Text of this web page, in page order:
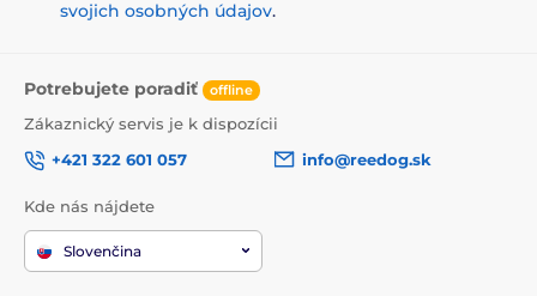
svojich osobných údajov.
Potrebujete poradiť offline
Zákaznický servis je k dispozícii
+421 322 601 057
info@reedog.sk
Kde nás nájdete
Slovenčina